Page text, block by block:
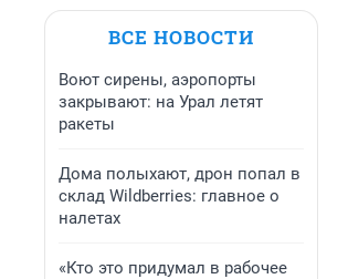
ВСЕ НОВОСТИ
Воют сирены, аэропорты
закрывают: на Урал летят
ракеты
Дома полыхают, дрон попал в
склад Wildberries: главное о
налетах
«Кто это придумал в рабочее